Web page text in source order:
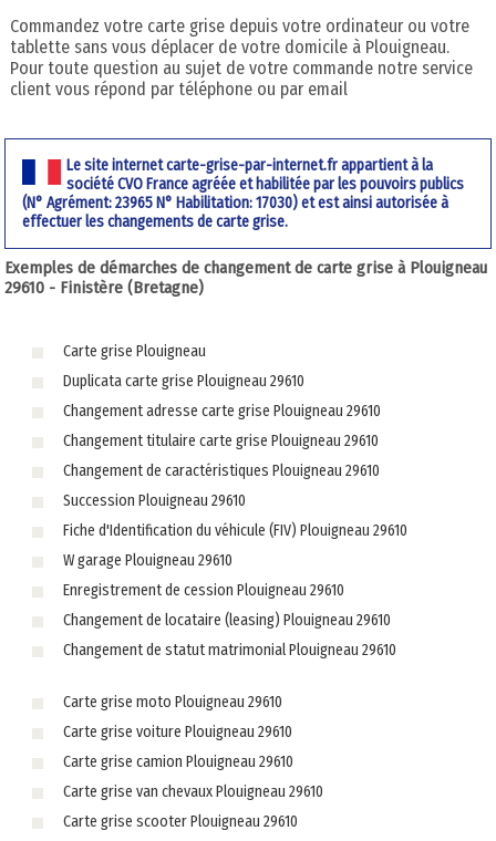
Commandez votre carte grise depuis votre ordinateur ou votre
tablette sans vous déplacer de votre domicile à Plouigneau.
Pour toute question au sujet de votre commande notre service
client vous répond par téléphone ou par email
Le site internet carte-grise-par-internet.fr appartient à la
société CVO France agréée et habilitée par les pouvoirs publics
(N° Agrément: 23965 N° Habilitation: 17030) et est ainsi autorisée à
effectuer les changements de carte grise.
Exemples de démarches de changement de carte grise à Plouigneau
29610 - Finistère (Bretagne)
Carte grise Plouigneau
Duplicata carte grise Plouigneau 29610
Changement adresse carte grise Plouigneau 29610
Changement titulaire carte grise Plouigneau 29610
Changement de caractéristiques Plouigneau 29610
Succession Plouigneau 29610
Fiche d'Identification du véhicule (FIV) Plouigneau 29610
W garage Plouigneau 29610
Enregistrement de cession Plouigneau 29610
Changement de locataire (leasing) Plouigneau 29610
Changement de statut matrimonial Plouigneau 29610
Carte grise moto Plouigneau 29610
Carte grise voiture Plouigneau 29610
Carte grise camion Plouigneau 29610
Carte grise van chevaux Plouigneau 29610
Carte grise scooter Plouigneau 29610